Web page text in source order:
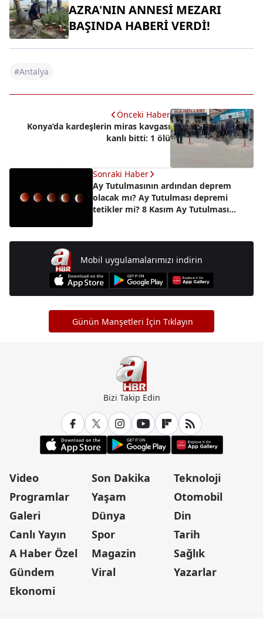
AZRA'NIN ANNESİ MEZARI
BAŞINDA HABERİ VERDİ!
#Antalya
Önceki Haber
Konya’da kardeşlerin miras kavgası
kanlı bitti: 1 ölü
Sonraki Haber
Ay Tutulmasının ardından deprem
olacak mı? Ay Tutulması depremi
tetikler mi? 8 Kasım Ay Tutulması
Mobil uygulamalarımızı indirin
Günün Manşetleri İçin Tıklayın
Bizi Takip Edin
Video
Programlar
Galeri
Canlı Yayın
A Haber Özel
Gündem
Ekonomi
Son Dakika
Yaşam
Dünya
Spor
Magazin
Viral
Teknoloji
Otomobil
Din
Tarih
Sağlık
Yazarlar